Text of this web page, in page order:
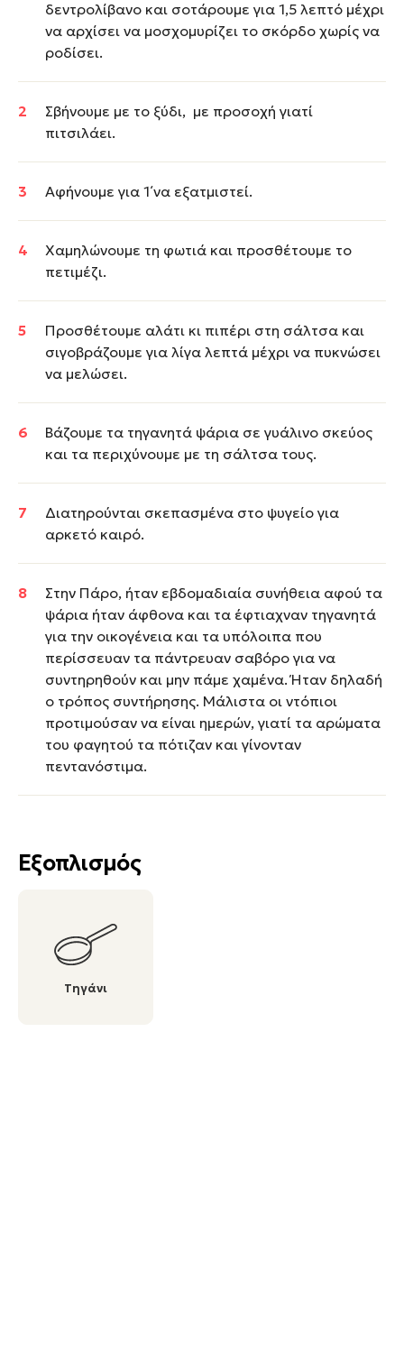
Εξοπλισμός
Τηγάνι
δεντρολίβανο και σοτάρουμε για 1,5 λεπτό μέχρι
να αρχίσει να μοσχομυρίζει το σκόρδο χωρίς να
ροδίσει.
Σβήνουμε με το ξύδι, με προσοχή γιατί
πιτσιλάει.
Αφήνουμε για 1΄να εξατμιστεί.
Χαμηλώνουμε τη φωτιά και προσθέτουμε το
πετιμέζι.
Προσθέτουμε αλάτι κι πιπέρι στη σάλτσα και
σιγοβράζουμε για λίγα λεπτά μέχρι να πυκνώσει
να μελώσει.
Βάζουμε τα τηγανητά ψάρια σε γυάλινο σκεύος
και τα περιχύνουμε με τη σάλτσα τους.
Διατηρούνται σκεπασμένα στο ψυγείο για
αρκετό καιρό.
Στην Πάρο, ήταν εβδομαδιαία συνήθεια αφού τα
ψάρια ήταν άφθονα και τα έφτιαχναν τηγανητά
για την οικογένεια και τα υπόλοιπα που
περίσσευαν τα πάντρευαν σαβόρο για να
συντηρηθούν και μην πάμε χαμένα. Ήταν δηλαδή
ο τρόπος συντήρησης. Μάλιστα οι ντόπιοι
προτιμούσαν να είναι ημερών, γιατί τα αρώματα
του φαγητού τα πότιζαν και γίνονταν
πεντανόστιμα.